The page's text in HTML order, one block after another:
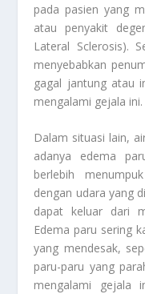
pada pasien yang
atau penyakit
Lateral Sclerosis).
menyebabkan
gagal jantung atau
mengalami gejala ini.
Dalam situasi lain,
adanya edema
berlebih
dengan udara yang
dapat keluar dari
Edema paru sering
yang mendesak,
paru-paru yang
mengalami gejala